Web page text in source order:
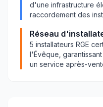
d'une infrastructure
raccordement des
Réseau
5 installateurs RGE
l'Évêque ,
un service après-